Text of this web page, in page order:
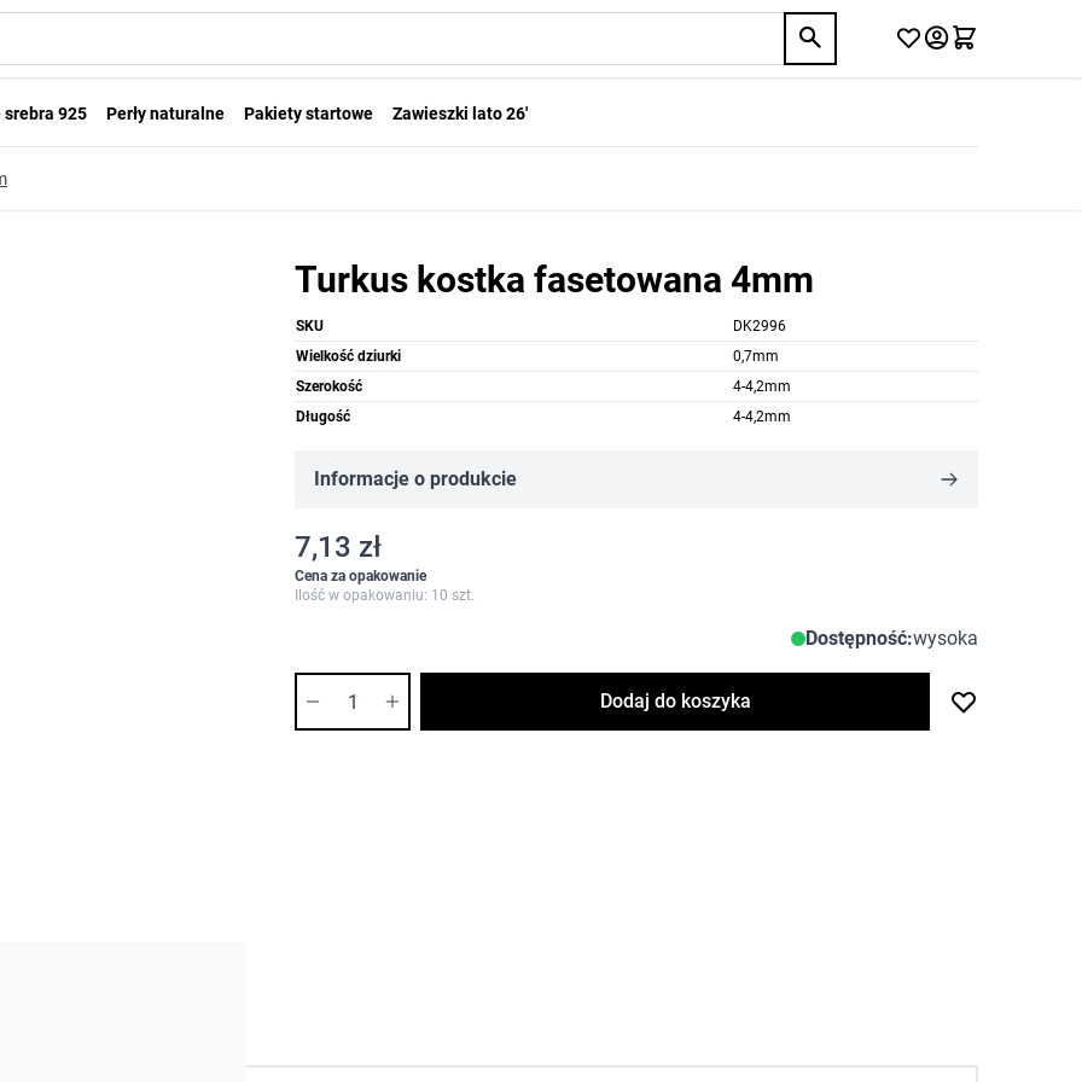
srebra 925 Perły naturalne Pakiety startowe Zawieszki lato 26'
Turkus kostka fasetowana 4mm
SKU
DK2996
Wielkość dziurki
0,7mm
Szerokość
4-4,2mm
Długość
4-4,2mm
Informacje o produkcie
7,13 zł
Cena za opakowanie
Ilość w opakowaniu: 10 szt.
Dostępność:wysoka
Dodaj do koszyka